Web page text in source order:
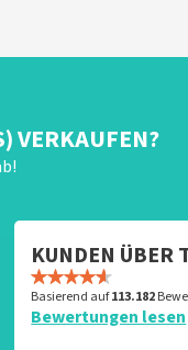
VERKAUFEN?
KUNDEN ÜBER
Basierend auf113.182
Bewertungen lesen